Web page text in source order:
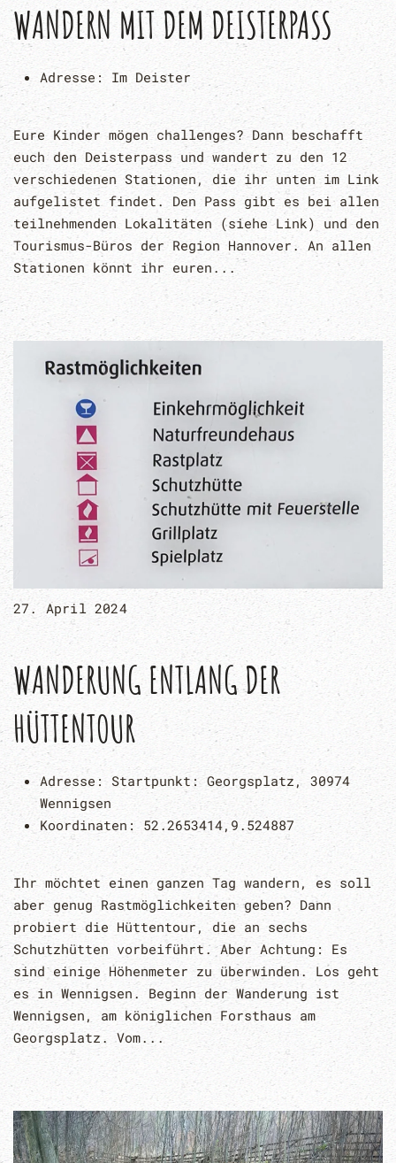
WANDERN MIT DEM DEISTERPASS
Adresse: Im Deister
Eure Kinder mögen challenges? Dann beschafft
euch den Deisterpass und wandert zu den 12
verschiedenen Stationen, die ihr unten im Link
aufgelistet findet. Den Pass gibt es bei allen
teilnehmenden Lokalitäten (siehe Link) und den
Tourismus-Büros der Region Hannover. An allen
Stationen könnt ihr euren...
27. April 2024
WANDERUNG ENTLANG DER
HÜTTENTOUR
Adresse: Startpunkt: Georgsplatz, 30974
Wennigsen
Koordinaten: 52.2653414,9.524887
Ihr möchtet einen ganzen Tag wandern, es soll
aber genug Rastmöglichkeiten geben? Dann
probiert die Hüttentour, die an sechs
Schutzhütten vorbeiführt. Aber Achtung: Es
sind einige Höhenmeter zu überwinden. Los geht
es in Wennigsen. Beginn der Wanderung ist
Wennigsen, am königlichen Forsthaus am
Georgsplatz. Vom...